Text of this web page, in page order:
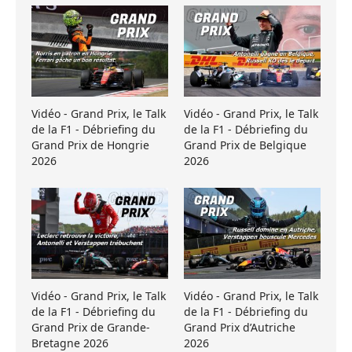
Vidéo - Grand Prix, le Talk
de la F1 - Débriefing du
Grand Prix de Hongrie
2026
Vidéo - Grand Prix, le Talk
de la F1 - Débriefing du
Grand Prix de Belgique
2026
Vidéo - Grand Prix, le Talk
de la F1 - Débriefing du
Grand Prix de Grande-
Bretagne 2026
Vidéo - Grand Prix, le Talk
de la F1 - Débriefing du
Grand Prix d’Autriche
2026